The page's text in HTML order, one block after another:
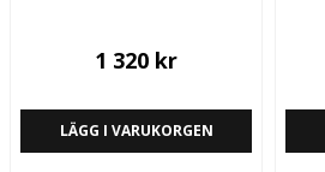
1 320 kr
LÄGG I VARUKORGEN